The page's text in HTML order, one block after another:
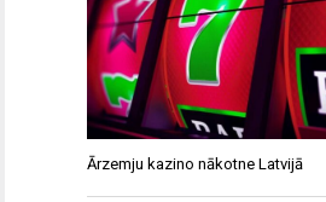
Ārzemju kazino nākotne Latvijā